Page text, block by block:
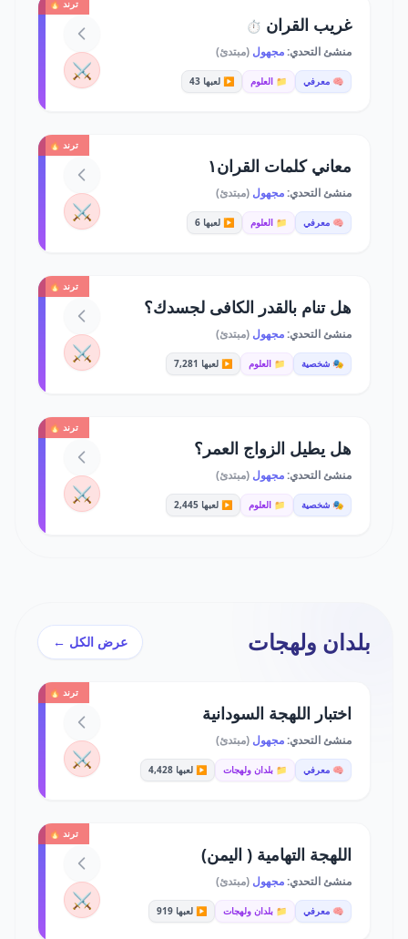
ترند 🔥
غريب القران ⏱️
منشئ التحدي:مجهول (مبتدئ)
🧠 معرفي 📁 العلوم ▶️ لعبها 43 ⚔️
ترند 🔥
معاني كلمات القران١
منشئ التحدي:مجهول (مبتدئ)
🧠 معرفي 📁 العلوم ▶️ لعبها 6 ⚔️
ترند 🔥
هل تنام بالقدر الكافى لجسدك؟
منشئ التحدي:مجهول (مبتدئ)
🎭 شخصية 📁 العلوم ▶️ لعبها 7,281 ⚔️
ترند 🔥
هل يطيل الزواج العمر؟
منشئ التحدي:مجهول (مبتدئ)
🎭 شخصية 📁 العلوم ▶️ لعبها 2,445 ⚔️
بلدان ولهجات عرض الكل ←
ترند 🔥
اختبار اللهجة السودانية
منشئ التحدي:مجهول (مبتدئ)
🧠 معرفي 📁 بلدان ولهجات ▶️ لعبها 4,428 ⚔️
ترند 🔥
اللهجة التهامية ( اليمن)
منشئ التحدي:مجهول (مبتدئ)
🧠 معرفي 📁 بلدان ولهجات ▶️ لعبها 919 ⚔️